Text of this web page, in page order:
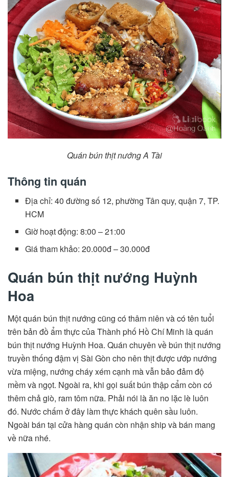
Quán bún thịt nướng A Tài
Thông tin quán
Địa chỉ: 40 đường số 12, phường Tân quy, quận 7, TP.
HCM
Giờ hoạt động: 8:00 – 21:00
Giá tham khảo: 20.000đ – 30.000đ
Quán bún thịt nướng Huỳnh
Hoa
Một quán bún thịt nướng cũng có thâm niên và có tên tuổi
trên bản đồ ẩm thực của Thành phố Hồ Chí Minh là quán
bún thịt nướng Huỳnh Hoa. Quán chuyên về bún thịt nướng
truyền thống đậm vị Sài Gòn cho nên thịt được ướp nướng
vừa miệng, nướng cháy xém cạnh mà vẫn bảo đảm độ
mềm và ngọt. Ngoài ra, khi gọi suất bún thập cẩm còn có
thêm chả giò, ram tôm nữa. Phải nói là ăn no lặc lè luôn
đó. Nước chấm ở đây làm thực khách quên sầu luôn.
Ngoài bán tại cửa hàng quán còn nhận ship và bán mang
về nữa nhé.